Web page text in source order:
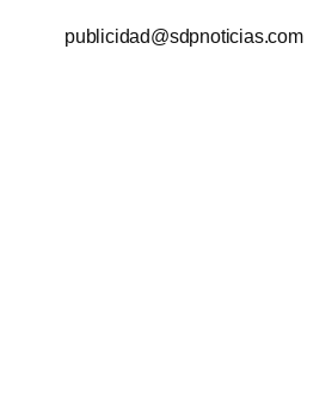
publicidad@sdpnoticias.com